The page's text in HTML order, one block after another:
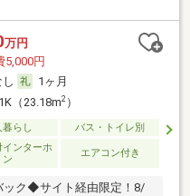
万円
5,000円
し
1ヶ月
（23.18m2）
暮らし バス・トイレ別
インターホ
ン
エアコン付き
ク◆サイト経由限定！8/